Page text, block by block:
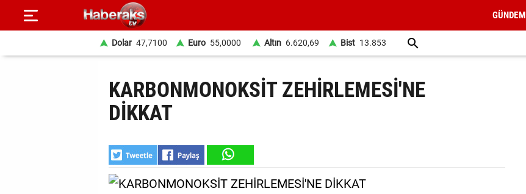
GÜNDEM
Dolar 47,7100 Euro 55,0000 Altın 6.620,69 Bist 13.853
KARBONMONOKSİT ZEHİRLEMESİ'NE
DİKKAT